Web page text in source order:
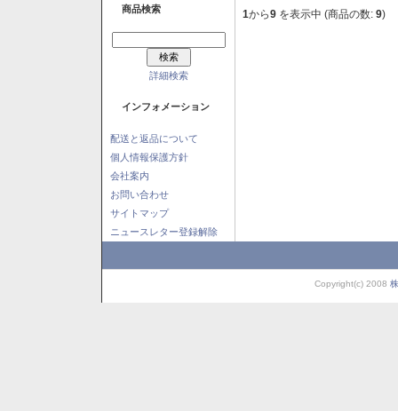
商品検索
詳細検索
インフォメーション
配送と返品について
個人情報保護方針
会社案内
お問い合わせ
サイトマップ
ニュースレター登録解除
1から9 を表示中 (商品の数: 9)
Copyright(c) 2008